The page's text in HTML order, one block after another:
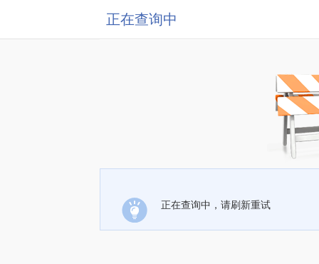
正在查询中
正在查询中，请刷新重试